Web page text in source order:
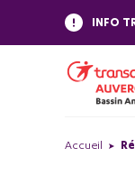
INFO
Accueil